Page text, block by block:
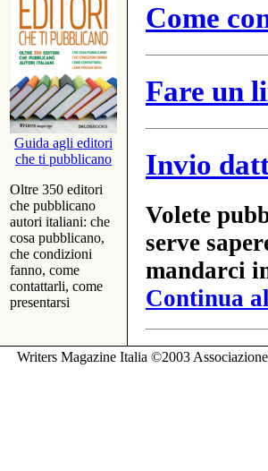
Guida agli editori
che ti pubblicano
Oltre 350 editori
che pubblicano
autori italiani: che
cosa pubblicano,
che condizioni
fanno, come
contattarli, come
presentarsi
Come
Fare un
Invio
Volete
serve
mandarci
Continua
Writers Magazine Italia ©2003